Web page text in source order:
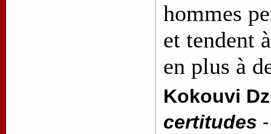
hommes
et tendent
en plus à
Kokouvi
certitudes